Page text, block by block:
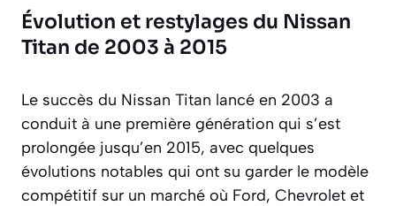
Évolution et restylages du Nissan
Titan de 2003 à 2015
Le succès du Nissan Titan lancé en 2003 a
conduit à une première génération qui s’est
prolongée jusqu’en 2015, avec quelques
évolutions notables qui ont su garder le modèle
compétitif sur un marché où Ford, Chevrolet et